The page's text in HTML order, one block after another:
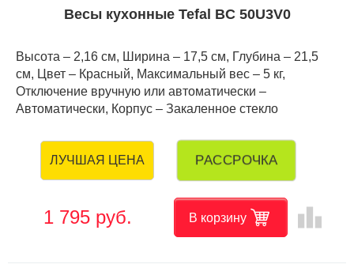
Весы кухонные Tefal BC 50U3V0
Высота – 2,16 см, Ширина – 17,5 см, Глубина – 21,5
см, Цвет – Красный, Максимальный вес – 5 кг,
Отключение вручную или автоматически –
Автоматически, Корпус – Закаленное стекло
ЛУЧШАЯ ЦЕНА РАССРОЧКА
1 795 руб. В корзину leaderboard